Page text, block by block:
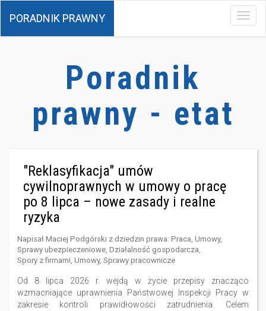
Menu
PORADNIK PRAWNY
Poradnik
prawny - etat
"Reklasyfikacja" umów
cywilnoprawnych w umowy o pracę
po 8 lipca – nowe zasady i realne
ryzyka
Napisał Maciej Podgórski z dziedzin prawa: Praca, Umowy,
Sprawy ubezpieczeniowe, Działalność gospodarcza,
Spory z firmami, Umowy, Sprawy pracownicze
Od 8 lipca 2026 r. wejdą w życie przepisy znacząco
wzmacniające uprawnienia Państwowej Inspekcji Pracy w
zakresie kontroli prawidłowości zatrudnienia. Celem